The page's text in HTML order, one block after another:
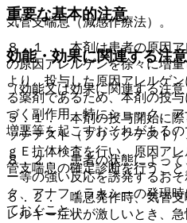
重要な基本的注意
８．１． 本剤は患者の原因ア
の原因アレルゲンを徐々に増
より、投与した原因アレルゲ
る薬剤であるため、本剤の投
づく副作用、特にショック、
増悪等を起こすおそれがある
８．２． 患者の状態によって
ー等の強い反応を誘発するお
ク、アナフィラキシーの発現
ておくこと。
気管支喘息（減感作療法）。
効能・効果に関連する注意
（効能又は効果に関連する注意
５．１． 本剤の投与開始に際
ッチテスト（プリックテスト
ｇＥ抗体検査を行い、原因ア
管支喘息の確定診断を行うこと
５．２． 喘息発作時、気管支
レルギー症状が激しいとき、